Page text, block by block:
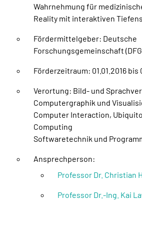
Wahrnehmung für
Reality mit interaktiven
Fördermittelgeber: Deutsche
Forschungsgemeinschaft
Förderzeitraum: 01.01.2016 bis
Verortung: Bild- und
Computergraphik und
Computer Interaction,
Computing
Softwaretechnik und
Ansprechperson:
Professor Dr. Christian
Professor Dr.-Ing. Kai